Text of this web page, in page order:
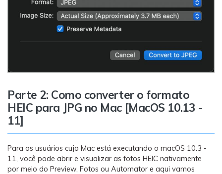
Parte 2: Como converter o formato
HEIC para JPG no Mac [MacOS 10.13 -
11]
Para os usuários cujo Mac está executando o macOS 10.3 -
11, você pode abrir e visualizar as fotos HEIC nativamente
por meio do Preview, Fotos ou Automator e aqui vamos